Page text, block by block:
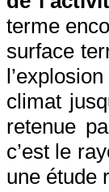
terme
surface
climat
retenue
c’est le
une étude